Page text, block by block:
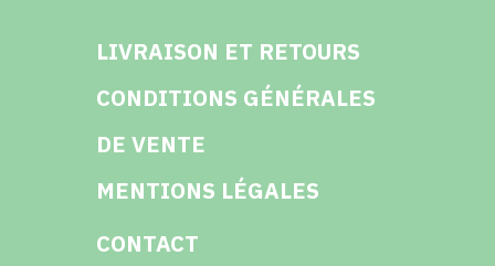
LIVRAISON ET RETOURS
CONDITIONS GÉNÉRALES
DE VENTE
MENTIONS LÉGALES
CONTACT